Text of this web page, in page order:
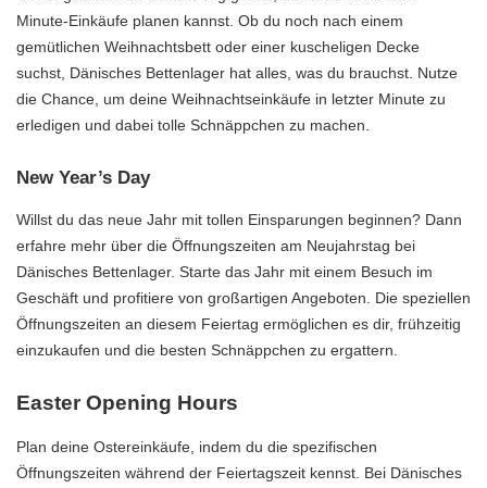
Minute-Einkäufe planen kannst. Ob du noch nach einem
gemütlichen Weihnachtsbett oder einer kuscheligen Decke
suchst, Dänisches Bettenlager hat alles, was du brauchst. Nutze
die Chance, um deine Weihnachtseinkäufe in letzter Minute zu
erledigen und dabei tolle Schnäppchen zu machen.
New Year’s Day
Willst du das neue Jahr mit tollen Einsparungen beginnen? Dann
erfahre mehr über die Öffnungszeiten am Neujahrstag bei
Dänisches Bettenlager. Starte das Jahr mit einem Besuch im
Geschäft und profitiere von großartigen Angeboten. Die speziellen
Öffnungszeiten an diesem Feiertag ermöglichen es dir, frühzeitig
einzukaufen und die besten Schnäppchen zu ergattern.
Easter Opening Hours
Plan deine Ostereinkäufe, indem du die spezifischen
Öffnungszeiten während der Feiertagszeit kennst. Bei Dänisches